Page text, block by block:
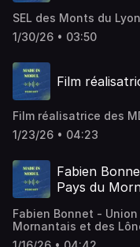
SEL des Monts du
1/30/26 • 03:50
Film
Film réalisatrice des
1/23/26 • 04:23
Fabien
Pays du
Fabien Bonnet -
Mornantais et des